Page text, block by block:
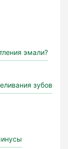
эмали?
зубов